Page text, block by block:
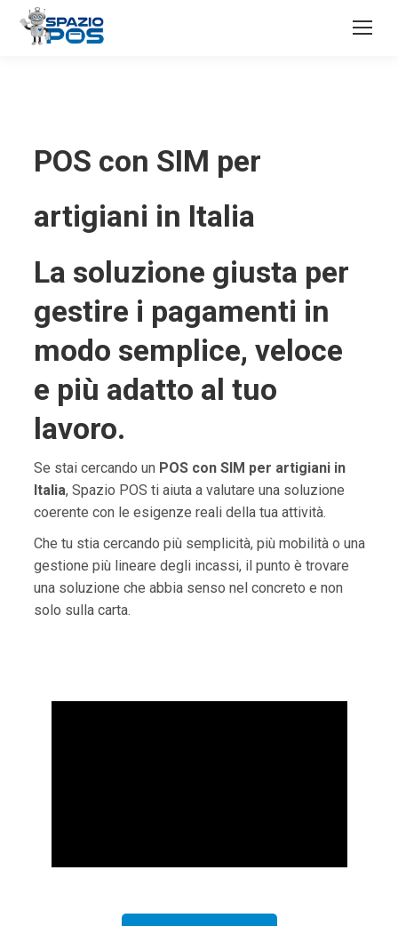
POS con SIM per
artigiani in Italia
La soluzione giusta per
gestire i pagamenti in
modo semplice, veloce
e più adatto al tuo
lavoro.
Se stai cercando un POS con SIM per artigiani in
Italia, Spazio POS ti aiuta a valutare una soluzione
coerente con le esigenze reali della tua attività.
Che tu stia cercando più semplicità, più mobilità o una
gestione più lineare degli incassi, il punto è trovare
una soluzione che abbia senso nel concreto e non
solo sulla carta.